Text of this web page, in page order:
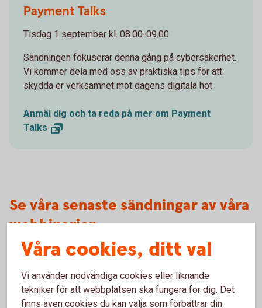
Payment Talks
Tisdag 1 september kl. 08.00-09.00
Sändningen fokuserar denna gång på cybersäkerhet.
Vi kommer dela med oss av praktiska tips för att
skydda er verksamhet mot dagens digitala hot.
Anmäl dig och ta reda på mer om Payment
Talks
Se våra senaste sändningar av våra
webbinarier
Våra cookies, ditt val
Vi använder nödvändiga cookies eller liknande
tekniker för att webbplatsen ska fungera för dig. Det
finns även cookies du kan välja som förbättrar din